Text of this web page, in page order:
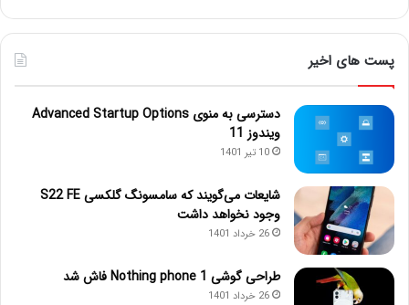
پست های اخیر
دسترسی به منوی Advanced Startup Options
ویندوز 11
10 تیر 1401
شایعات می‌گویند که سامسونگ گلکسی S22 FE
وجود نخواهد داشت
26 خرداد 1401
طراحی گوشی Nothing phone 1 فاش شد
26 خرداد 1401